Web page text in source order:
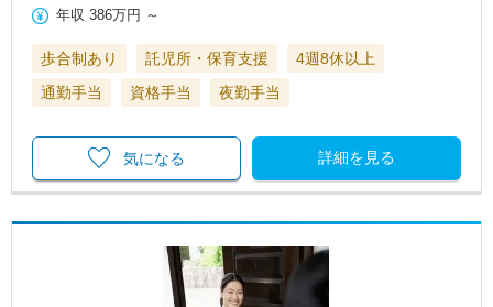
年収 386万円 ～
歩合制あり 託児所・保育支援
4週8休以上
通勤手当
資格手当 夜勤手当
詳細を見る
気になる